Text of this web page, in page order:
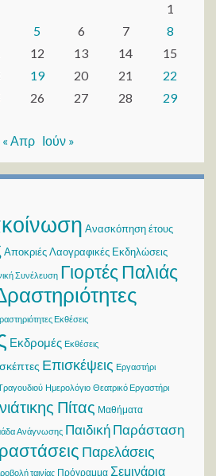
1
5 6 7
8
12 13 14
15
19 20 21
22
26 27 28
29
« Απρ Ιούν »
Ανασκόπηση έτους
Αποκριές Λαογραφικές Εκδηλώσεις
Συνέλευση Γιορτές Παλιάς
Εκθέσεις
Εκδρομές Εκθέσεις
Επισκέψεις Εργαστήρι
Ημερολόγιο Θεατρικό Εργαστήρι
Πίτας Μαθήματα
Ανάγνωσης Παιδική Παράσταση
Παρελάσεις
ταινίας Πρόγραμμα Σεμινάρια